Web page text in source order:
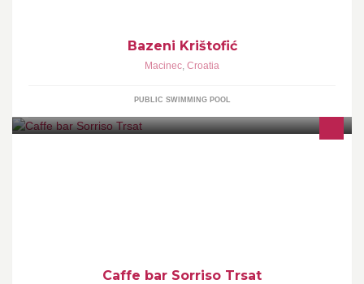
Bazeni Krištofić
Macinec, Croatia
PUBLIC SWIMMING POOL
Caffe bar Sorriso Trsat